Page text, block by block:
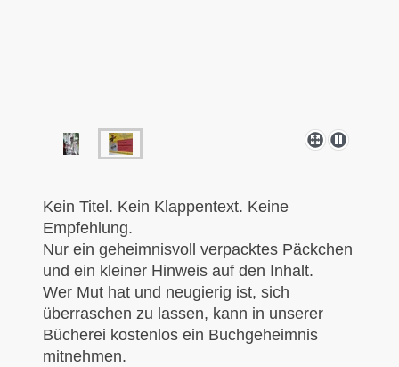
Kein Titel. Kein Klappentext. Keine
Empfehlung.
Nur ein geheimnisvoll verpacktes Päckchen
und ein kleiner Hinweis auf den Inhalt.
Wer Mut hat und neugierig ist, sich
überraschen zu lassen, kann in unserer
Bücherei kostenlos ein Buchgeheimnis
mitnehmen.